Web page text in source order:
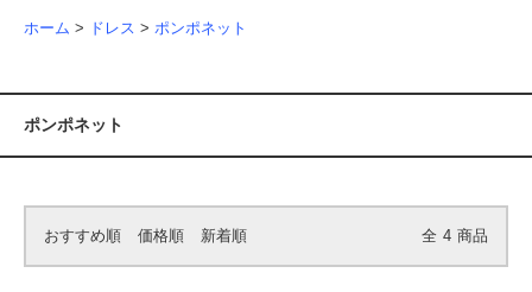
ホーム > ドレス > ポンポネット
ポンポネット
おすすめ順 価格順 新着順 全 4 商品